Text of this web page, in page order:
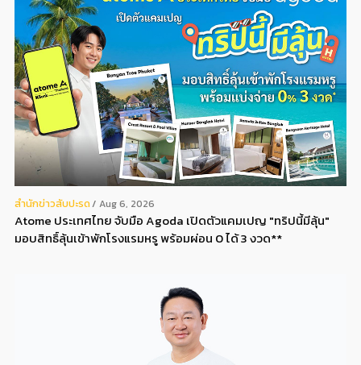
สํานักข่าวสับปะรด Aug 6, 2026
Atome ประเทศไทย จับมือ Agoda เปิดตัวแคมเปญ "ทริปนี้มีลุ้น"
มอบสิทธิ์ลุ้นเข้าพักโรงแรมหรู พร้อมผ่อน 0 ได้ 3 งวด**